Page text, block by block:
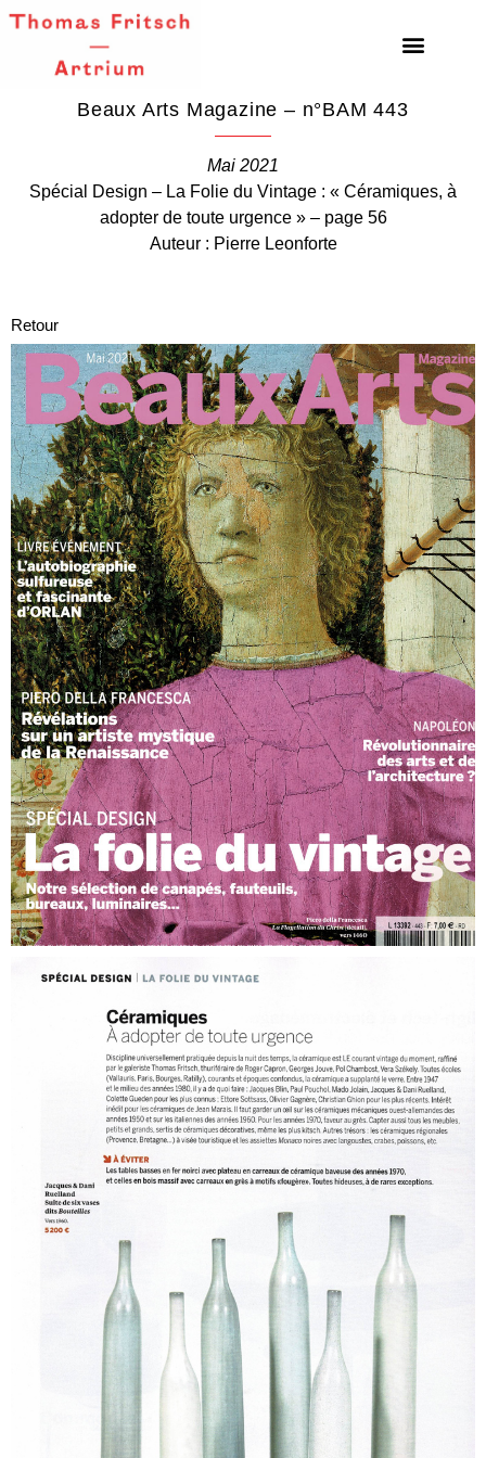
Beaux Arts Magazine – n°BAM 443
Mai 2021
Spécial Design – La Folie du Vintage : « Céramiques, à
adopter de toute urgence » – page 56
Auteur : Pierre Leonforte
Retour